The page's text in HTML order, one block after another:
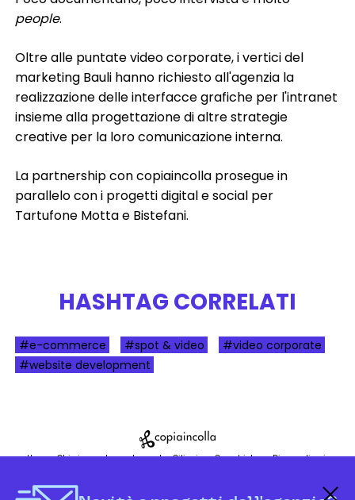
people.
Oltre alle puntate video corporate, i vertici del
marketing Bauli hanno richiesto all'agenzia la
realizzazione delle interfacce grafiche per l'intranet
insieme alla progettazione di altre strategie
creative per la loro comunicazione interna.
La partnership con copiaincolla prosegue in
parallelo con i progetti digital e social per
Tartufone Motta e Bistefani.
HASHTAG CORRELATI
#e-commerce #spot & video
#video corporate
#website development
Home Chi siamo La nostra sede Ciliegine Case history Dicono di noi